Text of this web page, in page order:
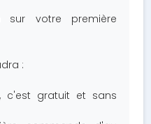
votre première
:
c'est gratuit et sans